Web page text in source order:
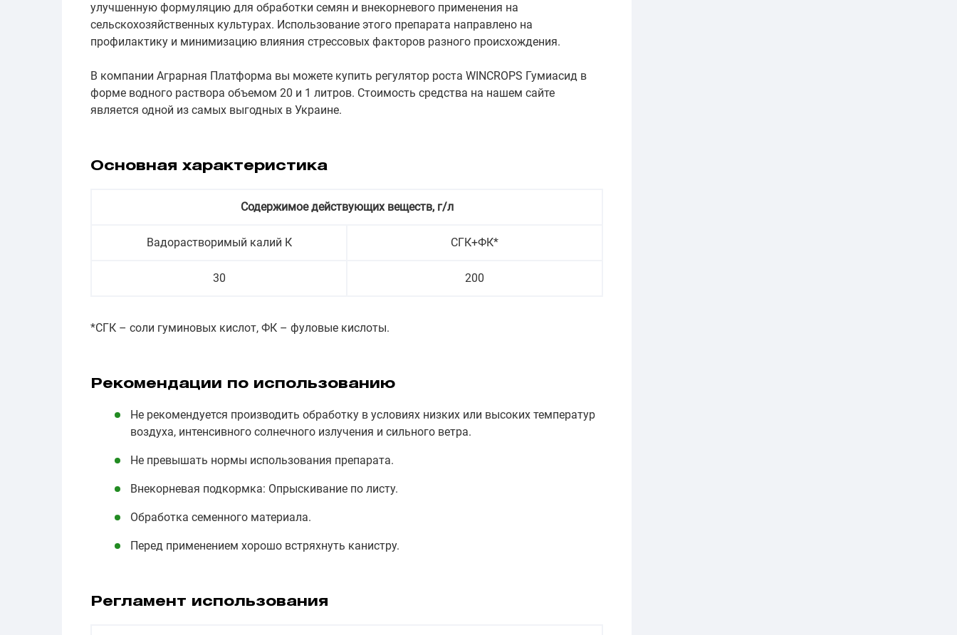
улучшенную формуляцию для обработки семян и внекорневого применения на
сельскохозяйственных культурах. Использование этого препарата направлено на
профилактику и минимизацию влияния стрессовых факторов разного происхождения.
В компании Аграрная Платформа вы можете купить регулятор роста WINCROPS Гумиасид в
форме водного раствора объемом 20 и 1 литров. Стоимость средства на нашем сайте
является одной из самых выгодных в Украине.
Основная характеристика
Содержимое действующих веществ, г/л
Вадорастворимый калий К СГК+ФК*
30 200
*СГК – соли гуминовых кислот, ФК – фуловые кислоты.
Рекомендации по использованию
Не рекомендуется производить обработку в условиях низких или высоких температур
воздуха, интенсивного солнечного излучения и сильного ветра.
Не превышать нормы использования препарата.
Внекорневая подкормка: Опрыскивание по листу.
Обработка семенного материала.
Перед применением хорошо встряхнуть канистру.
Регламент использования